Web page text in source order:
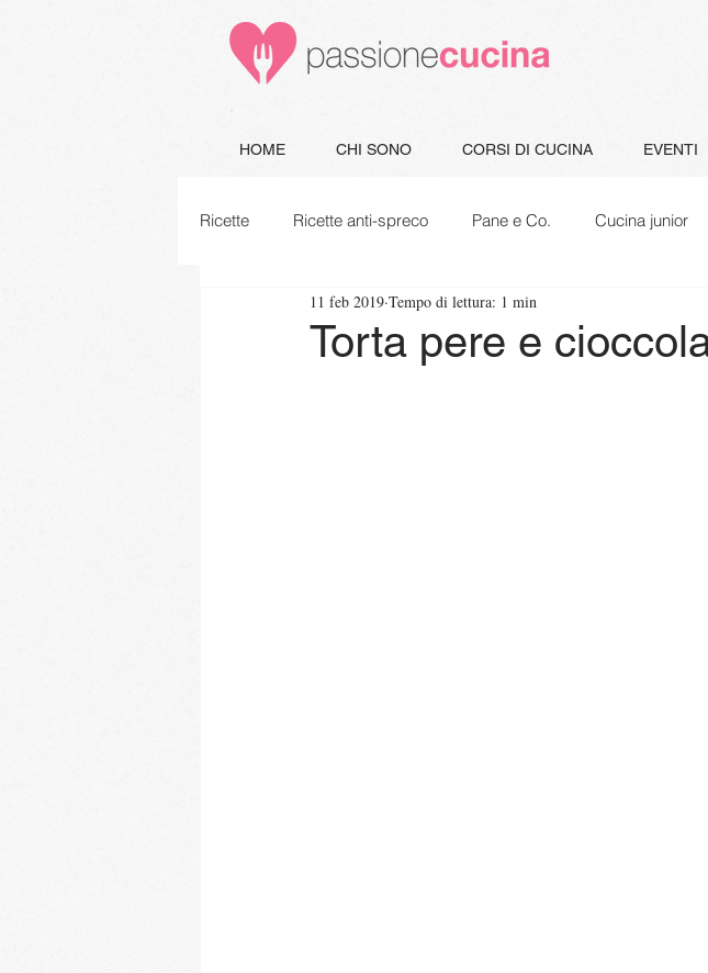
HOME CHI SONO CORSI DI CUCINA EVENTI
Ricette Ricette anti-spreco Pane e Co. Cucina junior
Minestre e Zuppe Secondi Gluten Free
Torta pere e
11 feb 2019 Tempo di lettura: 1 min